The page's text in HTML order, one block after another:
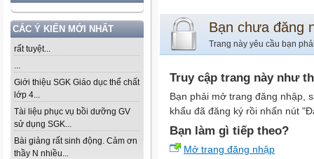
CÁC Ý KIẾN MỚI NHẤT
rất tuyệt...
...
Giới thiệu SGK Giáo dục thể chất
lớp 4...
Tài liệu phục vụ bồi dưỡng GV
sử dụng SGK...
Bài giảng rất sinh động. Cảm ơn
thầy N nhiều...
Bạn chưa đăng
Trang này yêu cầu bạn
Truy cập trang này như
Bạn phải mở trang đăng nhập,
khẩu đã đăng ký rồi nhấn nút
Bạn làm gì tiếp theo?
Mở trang đăng nhập